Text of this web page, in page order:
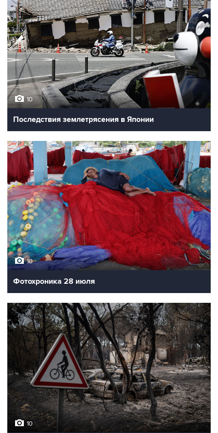
10
Последствия землетрясения в Японии
10
Фотохроника 28 июля
10